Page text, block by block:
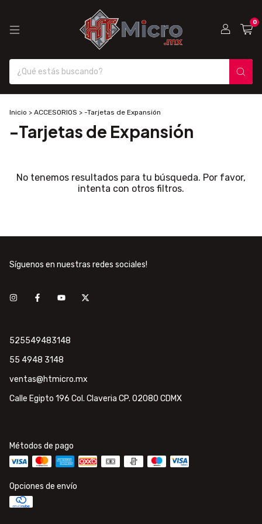
0
Inicio > ACCESORIOS > -Tarjetas de Expansión
-Tarjetas de Expansión
No tenemos resultados para tu búsqueda. Por favor,
intenta con otros filtros.
Síguenos en nuestras redes sociales!
525549483148
55 4948 3148
ventas@htmicro.mx
Calle Egipto 196 Col. Claveria CP. 02080 CDMX
Métodos de pago
Opciones de envío